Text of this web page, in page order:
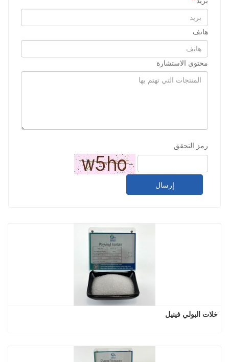
هاتف
محتوى الاستشارة
رمز التحقق
إرسال
خلات البولي فينيل